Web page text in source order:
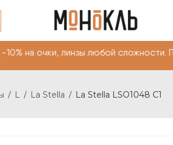
линзы любой
/ L / La Stella / La Stella LSO1048 C1